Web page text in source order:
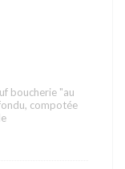
boucherie "au
compotée